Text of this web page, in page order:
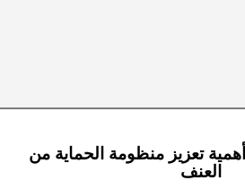
تعزيز منظومة الحماية من
العنف